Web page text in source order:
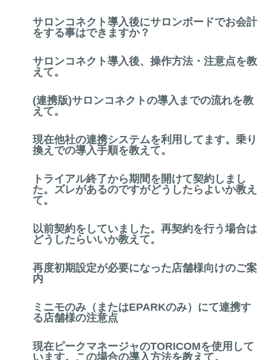
サロンコネクト導入後にサロンボードでお会計
をする事はできますか？
サロンコネクト導入後、操作方法・注意点を教
えて。
(連携版)サロンコネクトの導入までの流れを教
えて。
現在他社の連携システムを利用してます。乗り
換えでの導入手順を教えて。
トライアル終了から期間を開けて契約しまし
た。ズレがあるのですがどうしたらよいか教え
て。
以前契約をしていました。再契約を行う場合は
どうしたらいいか教えて。
再度初期設定が必要になった店舗様向けのご案
内
ミニモのみ（またはEPARKのみ）にて連携す
る店舗様の注意点
現在ピークマネージャのTORICOMを使用して
います。この場合の導入方法を教えて。